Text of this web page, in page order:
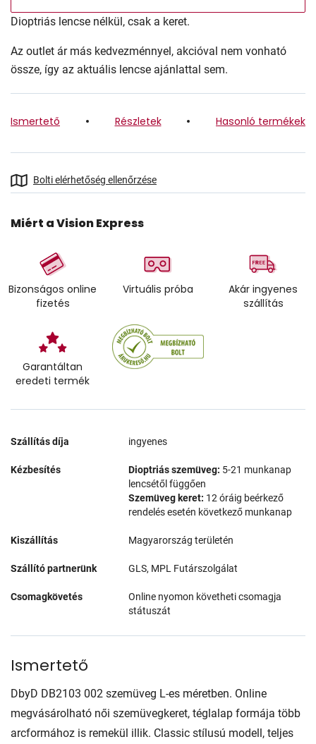
Dioptriás lencse nélkül, csak a keret.
Az outlet ár más kedvezménnyel, akcióval nem vonható
össze, így az aktuális lencse ajánlattal sem.
Ismertető Részletek Hasonló termékek
Bolti elérhetőség ellenőrzése
Miért a Vision Express
Bizonságos online
fizetés
Virtuális próba
Akár ingyenes
szállítás
Garantáltan
eredeti termék
Szállítás díja ingyenes
Kézbesítés Dioptriás szemüveg: 5-21 munkanap
lencsétől függően
Szemüveg keret: 12 óráig beérkező
rendelés esetén következő munkanap
Kiszállítás Magyarország területén
Szállító partnerünk GLS, MPL Futárszolgálat
Csomagkövetés
Online nyomon követheti csomagja
státuszát
Ismertető
DbyD DB2103 002 szemüveg L-es méretben. Online
megvásárolható női szemüvegkeret, téglalap formája több
arcformához is remekül illik. Classic stílusú modell, teljes